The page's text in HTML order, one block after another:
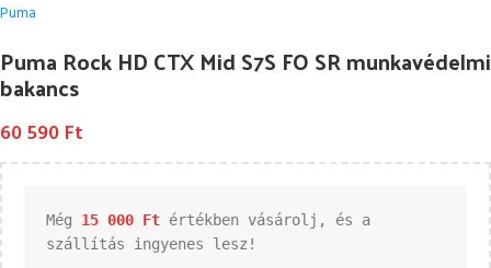
Puma
Puma Rock HD CTX Mid S7S FO SR munkavédelmi
bakancs
60 590 Ft
Még 15 000 Ft értékben vásárolj, és a
szállítás ingyenes lesz!